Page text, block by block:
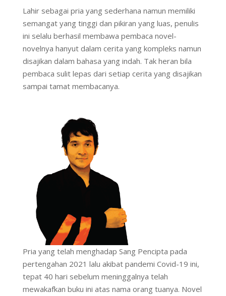
Lahir sebagai pria yang sederhana namun memiliki
semangat yang tinggi dan pikiran yang luas, penulis
ini selalu berhasil membawa pembaca novel-
novelnya hanyut dalam cerita yang kompleks namun
disajikan dalam bahasa yang indah. Tak heran bila
pembaca sulit lepas dari setiap cerita yang disajikan
sampai tamat membacanya.
Pria yang telah menghadap Sang Pencipta pada
pertengahan 2021 lalu akibat pandemi Covid-19 ini,
tepat 40 hari sebelum meninggalnya telah
mewakafkan buku ini atas nama orang tuanya. Novel